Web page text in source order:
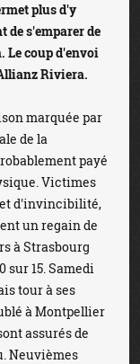
plus d'y
de s'emparer de
Le coup d'envoi
Riviera.
marquée par
de la
payé
Victimes
d'invincibilité,
un regain de
à Strasbourg
sur 15. Samedi
tour à ses
à Montpellier
assurés de
Neuvièmes